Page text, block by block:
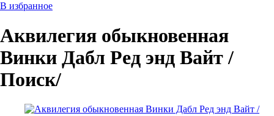
В избранное
Аквилегия обыкновенная
Винки Дабл Ред энд Вайт /
Поиск/